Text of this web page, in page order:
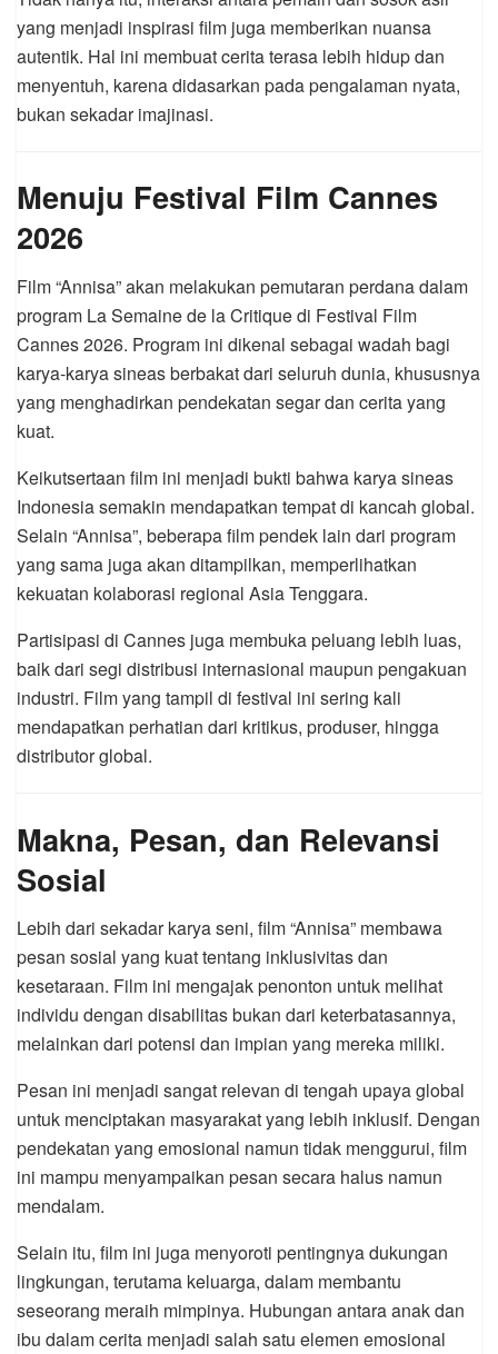
yang menjadi inspirasi film juga memberikan nuansa
autentik. Hal ini membuat cerita terasa lebih hidup dan
menyentuh, karena didasarkan pada pengalaman nyata,
bukan sekadar imajinasi.
Menuju Festival Film Cannes
2026
Film “Annisa” akan melakukan pemutaran perdana dalam
program La Semaine de la Critique di Festival Film
Cannes2026. Program ini dikenal sebagai wadah bagi
karya-karya sineas berbakat dari seluruh dunia, khususnya
yang menghadirkan pendekatan segar dan cerita yang
kuat.
Keikutsertaan film ini menjadi bukti bahwa karya sineas
Indonesia semakin mendapatkan tempat di kancah global.
Selain “Annisa”, beberapa film pendek lain dari program
yang sama juga akan ditampilkan, memperlihatkan
kekuatan kolaborasi regional Asia Tenggara.
Partisipasi di Cannes juga membuka peluang lebih luas,
baik dari segi distribusi internasional maupun pengakuan
industri. Film yang tampil di festival ini sering kali
mendapatkan perhatian dari kritikus, produser, hingga
distributor global.
Makna, Pesan, dan Relevansi
Sosial
Lebih dari sekadar karya seni, film “Annisa” membawa
pesan sosial yang kuat tentang inklusivitas dan
kesetaraan. Film ini mengajak penonton untuk melihat
individu dengan disabilitas bukan dari keterbatasannya,
melainkan dari potensi dan impian yang mereka miliki.
Pesan ini menjadi sangat relevan di tengah upaya global
untuk menciptakan masyarakat yang lebih inklusif. Dengan
pendekatan yang emosional namun tidak menggurui, film
ini mampu menyampaikan pesan secara halus namun
mendalam.
Selain itu, film ini juga menyoroti pentingnya dukungan
lingkungan, terutama keluarga, dalam membantu
seseorang meraih mimpinya. Hubungan antara anak dan
ibu dalam cerita menjadi salah satu elemen emosional